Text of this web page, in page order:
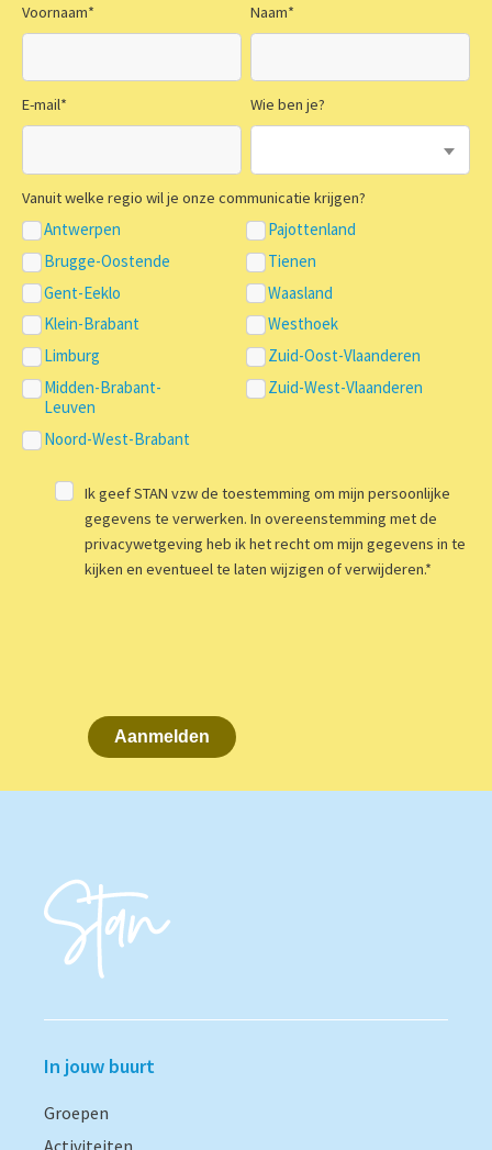
Voornaam* Naam*
E-mail* Wie ben je?
Vanuit welke regio wil je onze communicatie krijgen?
Antwerpen
Pajottenland
Brugge-Oostende
Tienen
Gent-Eeklo
Waasland
Klein-Brabant
Westhoek
Limburg
Zuid-Oost-Vlaanderen
Midden-Brabant-
Leuven
Zuid-West-Vlaanderen
Noord-West-Brabant
Ik geef STAN vzw de toestemming om mijn persoonlijke
gegevens te verwerken. In overeenstemming met de
privacywetgeving heb ik het recht om mijn gegevens in te
kijken en eventueel te laten wijzigen of verwijderen.*
Aanmelden
In jouw buurt
Groepen